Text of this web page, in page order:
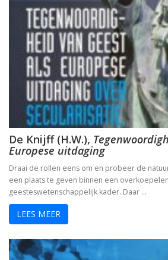
De Knijff (H.W.),
Europese uitdaging
Draai de rollen eens om en probeer de
een plaats te geven binnen een
geesteswetenschappelijk kader. Daar …
LEES MEER